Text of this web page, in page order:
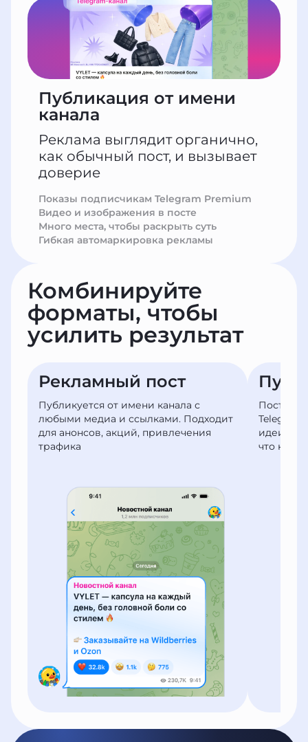
Публикация от имени
канала
Реклама выглядит органично,
как обычный пост, и вызывает
доверие
Показы подписчикам Telegram Premium
Видео и изображения в посте
Много места, чтобы раскрыть суть
Гибкая автомаркировка рекламы
Комбинируйте
форматы, чтобы
усилить результат
Рекламный пост
Публикуется от имени канала с
любыми медиа и ссылками. Подходит
для анонсов, акций, привлечения
трафика
Пост в
идеи,
что